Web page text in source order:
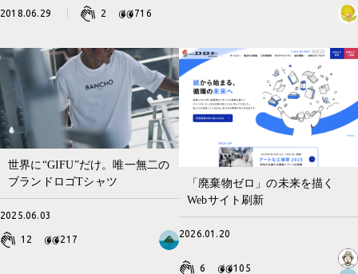
2018.06.29 2 716
世界に“GIFU”だけ。唯一無二の
ブランドロゴTシャツ
2025.06.03
12 217
「廃棄物ゼロ」の未来を描く
Webサイト刷新
2026.01.20
6 105